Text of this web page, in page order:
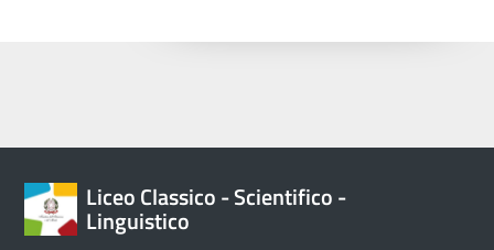
Liceo Classico - Scientifico -
Linguistico